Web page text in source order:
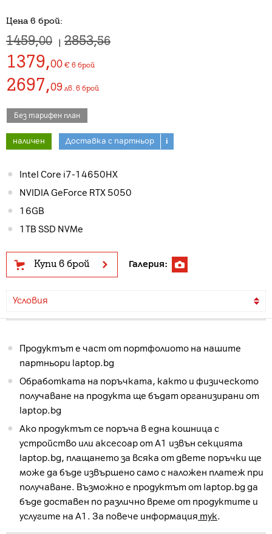
Цена в брой:
1459,00 | 2853,56
1379,00 € в брой
2697,09 лв. в брой
Без тарифен план
наличен Доставка с партньор i
Intel Core i7-14650HX
NVIDIA GeForce RTX 5050
16GB
1TB SSD NVMe
Купи в брой Галерия:
Условия
Продуктът е част от портфолиото на нашите
партньори laptop.bg
Обработката на поръчката, както и физическото
получаване на продукта ще бъдат организирани от
laptop.bg
Ако продуктът се поръча в една кошница с
устройство или аксесоар от А1 извън секцията
laptop.bg, плащането за всяка от двете поръчки ще
може да бъде извършено само с наложен платеж при
получаване. Възможно е продуктът от laptop.bg да
бъде доставен по различно време от продуктите и
услугите на А1. За повече информация тук.